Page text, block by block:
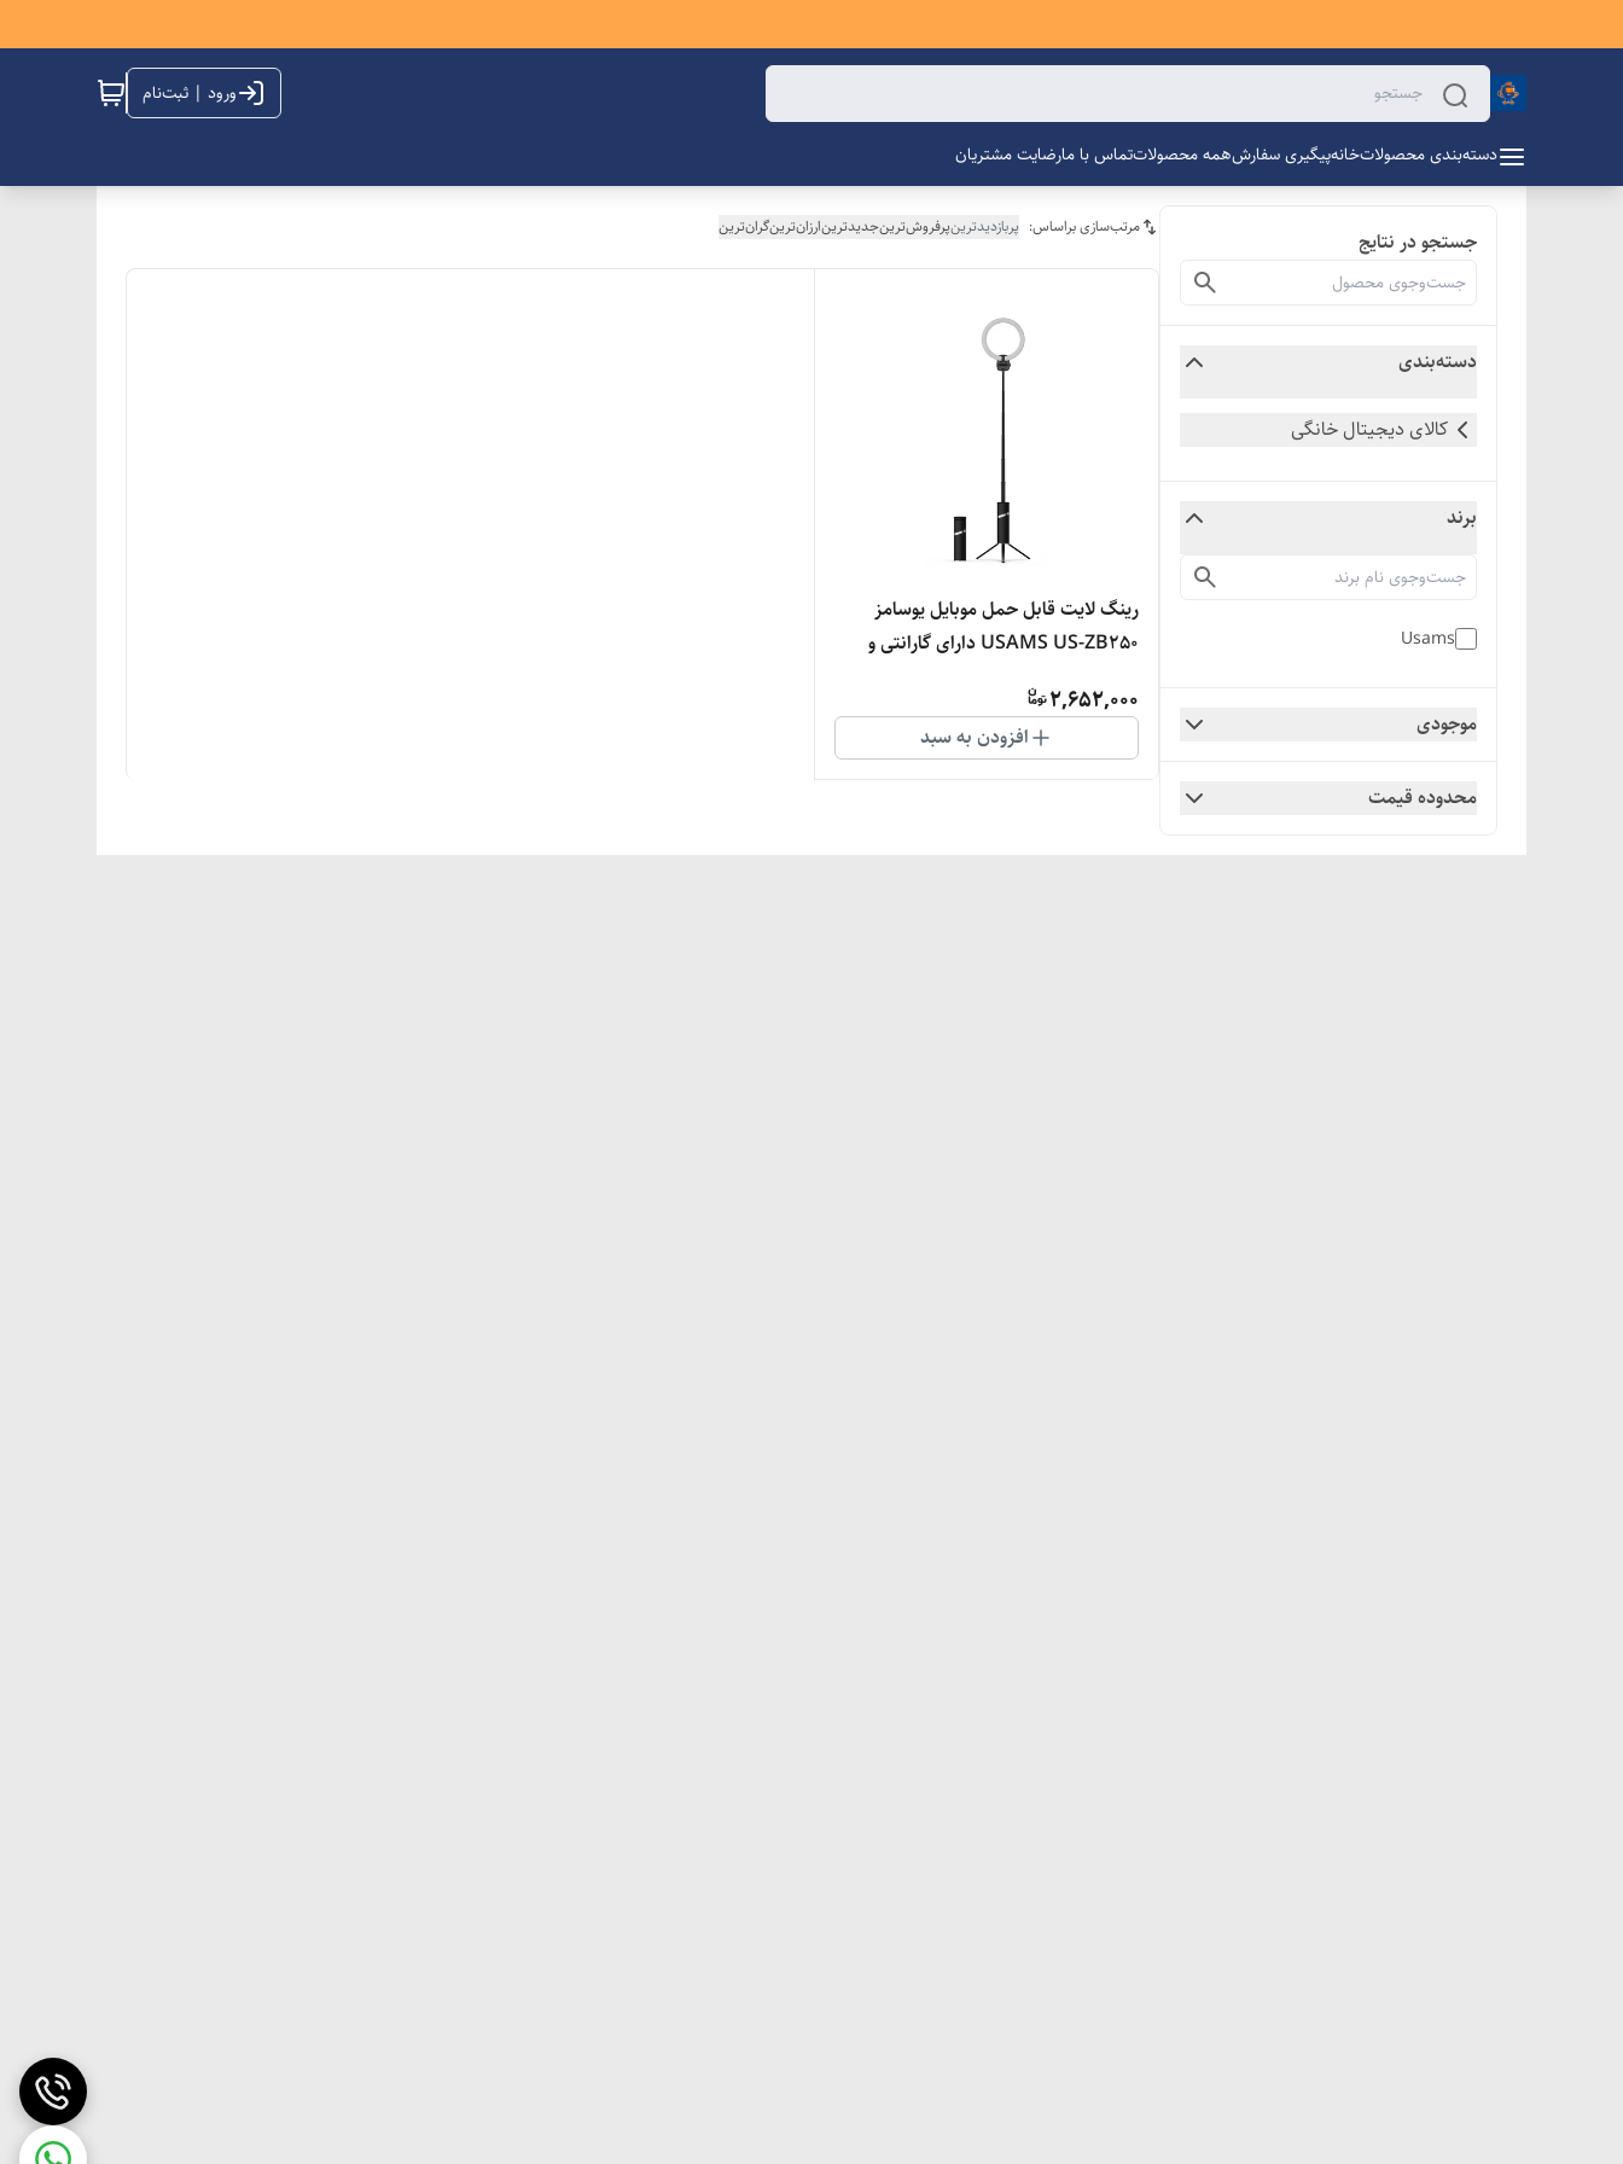
ورود | ثبت‌نام
دسته‌بندی محصولاتخانهپیگیری سفارشهمه محصولاتتماس با مارضایت مشتریان
جستجو در نتایج
دسته‌بندی
کالای دیجیتال خانگی
برند
Usams
موجودی
محدوده قیمت
مرتب‌سازی براساس: پربازدیدترینپرفروش‌ترینجدیدترینارزان‌ترینگران‌ترین
رینگ لایت قابل حمل موبایل یوسامز
USAMS US-ZB250 دارای گارانتی و
2,652,000
افزودن به سبد